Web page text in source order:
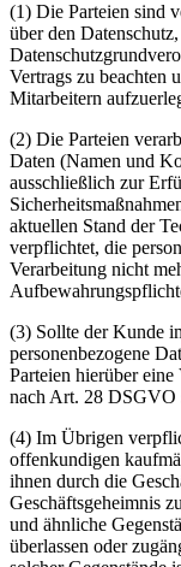
(1) Die Parteien sind
über den
Vertrags zu beachten
Mitarbeitern
(2) Die Parteien
Daten (Namen und
ausschließlich zur
aktuellen Stand der
verpflichtet, die
Verarbeitung nicht
(3) Sollte der Kunde
personenbezogene
Parteien hierüber
nach Art. 28 DSGVO
(4) Im Übrigen
offenkundigen
ihnen durch die
Geschäftsgeheimnis
und ähnliche
überlassen oder